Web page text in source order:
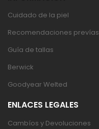
Cuidado de la piel
Recomendaciones prevías
Guía de tallas
Berwick
Goodyear Welted
ENLACES LEGALES
Cambíos y Devoluciones